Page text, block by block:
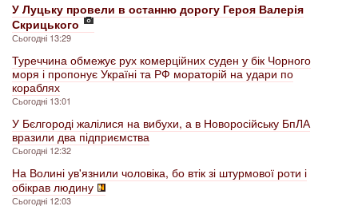
У Луцьку провели в останню дорогу Героя Валерія
Скрицького
Сьогодні 13:29
Туреччина обмежує рух комерційних суден у бік Чорного
моря і пропонує Україні та РФ мораторій на удари по
кораблях
Сьогодні 13:01
У Бєлгороді жалілися на вибухи, а в Новоросійську БпЛА
вразили два підприємства
Сьогодні 12:32
На Волині ув'язнили чоловіка, бо втік зі штурмової роти і
обікрав людину
Сьогодні 12:03